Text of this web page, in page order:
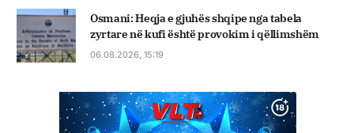
Osmani: Heqja e gjuhës shqipe nga tabela
zyrtare në kufi është provokim i qëllimshëm
06.08.2026, 15:19